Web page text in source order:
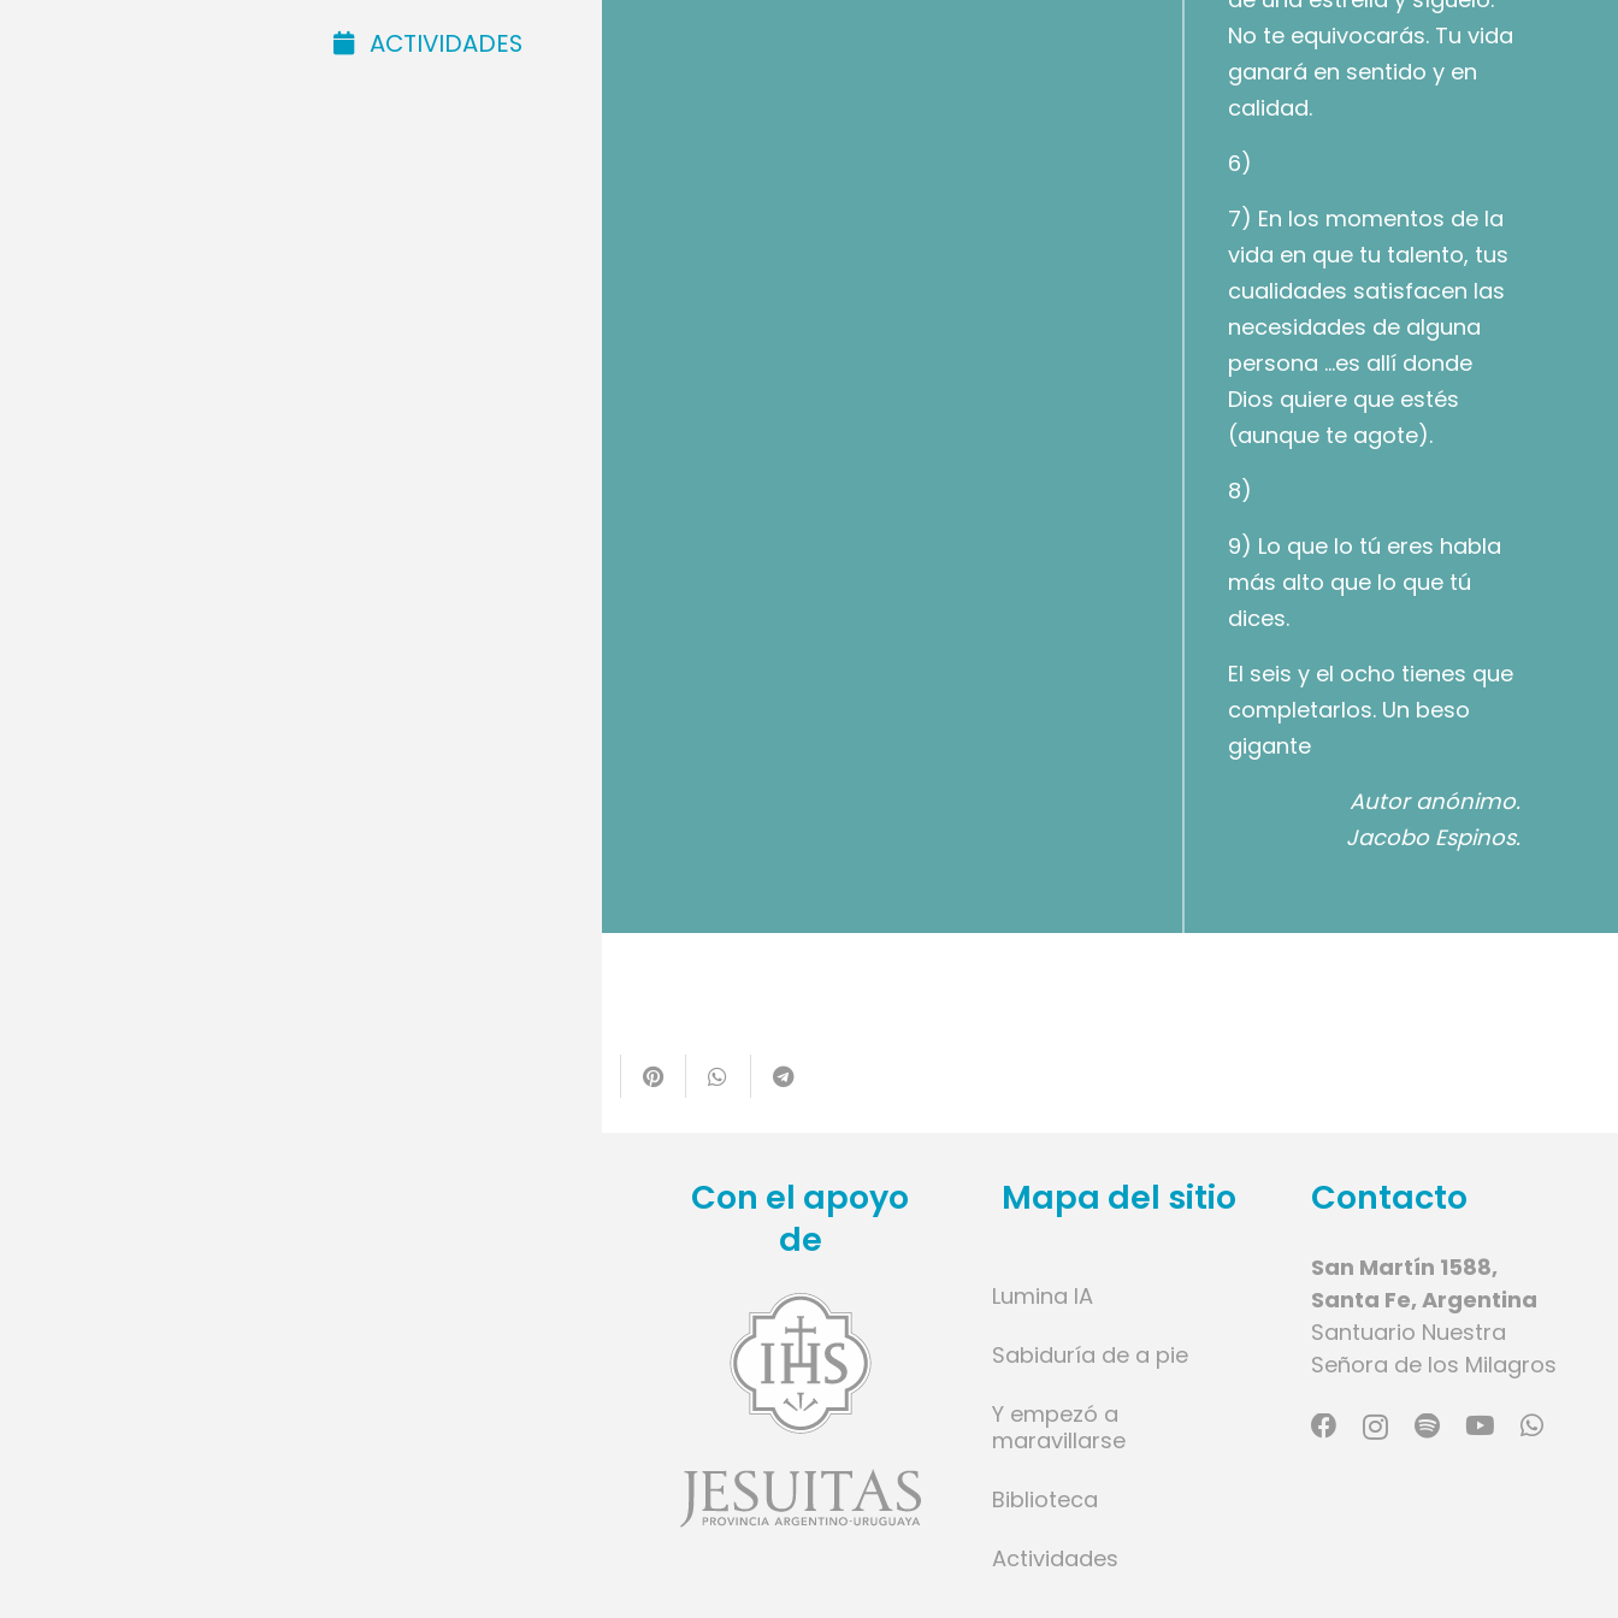
ACTIVIDADES
No te equivocarás. Tu vida
ganará en sentido y en
calidad.
6)
7) En los momentos de la
vida en que tu talento, tus
cualidades satisfacen las
necesidades de alguna
persona …es allí donde
Dios quiere que estés
(aunque te agote).
8)
9) Lo que lo tú eres habla
más alto que lo que tú
dices.
El seis y el ocho tienes que
completarlos. Un beso
gigante
Autor anónimo.
Jacobo Espinos.
Con el apoyo
de
Mapa del sitio
Lumina IA
Sabiduría de a pie
Y empezó a
maravillarse
Biblioteca
Actividades
Contacto
San Martín 1588,
Santa Fe, Argentina
Santuario Nuestra
Señora de los Milagros